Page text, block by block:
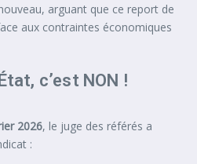
arguant que ce report de
aux contraintes économiques
c’est NON !
2026, le juge des référés a
: